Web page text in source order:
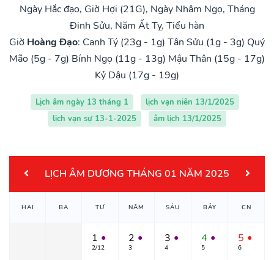
Ngày Hắc đạo, Giờ Hợi (21G), Ngày Nhâm Ngọ, Tháng
Đinh Sửu, Năm Ất Tỵ, Tiểu hàn
Giờ Hoàng Đạo: Canh Tý (23g - 1g) Tân Sửu (1g - 3g) Quý
Mão (5g - 7g) Bính Ngọ (11g - 13g) Mậu Thân (15g - 17g)
Kỷ Dậu (17g - 19g)
Lịch âm ngày 13 tháng 1
lịch vạn niên 13/1/2025
lịch vạn sự 13-1-2025
âm lịch 13/1/2025
LỊCH ÂM DƯƠNG THÁNG 01 NĂM 2025
HAI BA TƯ NĂM SÁU BẢY CN
1 ●
2/12
2 ●
3
3 ●
4
4 ●
5
5 ●
6